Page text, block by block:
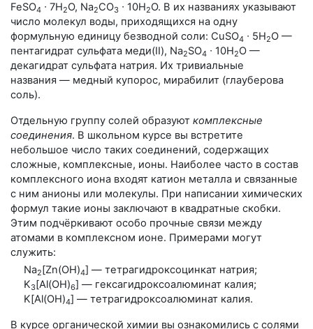
FeSO4 ∙ 7H2O, Na2СO3 ∙ 10H2O. В их названиях указывают
число молекул воды, приходящихся на одну
формульную единицу безводной соли: CuSO4 ∙ 5H2O —
пентагидрат сульфата меди(II), Na2SO4 ∙ 10H2O —
декагидрат сульфата натрия. Их тривиальные
названия — медный купорос, мирабилит (глауберова
соль).
Отдельную группу солей образуют комплексные
соединения. В школьном курсе вы встретите
небольшое число таких соединений, содержащих
сложные, комплексные, ионы. Наиболее часто в состав
комплексного иона входят катион металла и связанные
с ним анионы или молекулы. При написании химических
формул такие ионы заключают в квадратные скобки.
Этим подчёркивают особо прочные связи между
атомами в комплексном ионе. Примерами могут
служить:
Na2 [Zn(OH)4] — тетрагидроксоцинкат натрия;
K3 [Al(OH)6] — гексагидроксоалюминат калия;
K[Al(OH)4] — тетрагидроксоалюминат калия.
В курсе органической химии вы ознакомились с солями